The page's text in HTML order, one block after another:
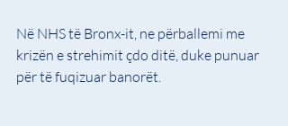
Në NHS të Bronx-it, ne përballemi me
krizën e strehimit çdo ditë, duke punuar
për të fuqizuar banorët.